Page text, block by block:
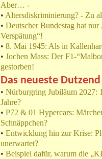
Aber… -
• Altersdiskriminierung? - Zu
• Deutscher Bundestag hat nur
Verspätung“!
• 8. Mai 1945: Als in
• Jochen Mass: Der F1-
gestorben!
Das neueste Dutzend
• Nürburgring Jubiläum 2027:
Jahre?
• P72 & 01 Hypercars:
Schnäppchen?
• Entwicklung hin zur Krise:
unerwartet?
• Beispiel dafür, warum die